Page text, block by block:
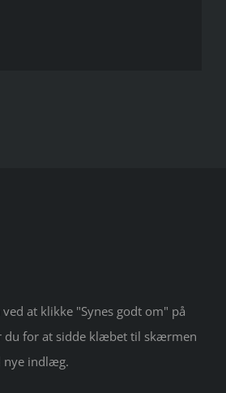
at klikke "Synes godt om" på
du for at sidde klæbet til skærmen
nye indlæg.